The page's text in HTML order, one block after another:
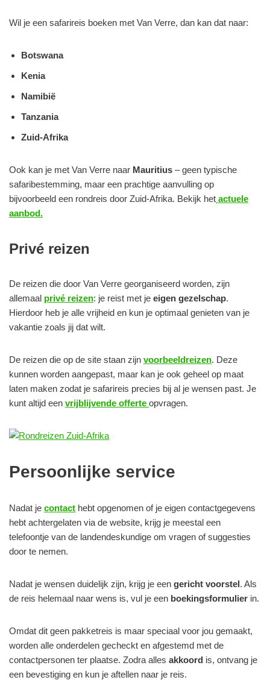
Wil je een safarireis boeken met Van Verre, dan kan dat naar:
Botswana
Kenia
Namibië
Tanzania
Zuid-Afrika
Ook kan je met Van Verre naar Mauritius – geen typische
safaribestemming, maar een prachtige aanvulling op
bijvoorbeeld een rondreis door Zuid-Afrika. Bekijk het actuele
aanbod.
Privé reizen
De reizen die door Van Verre georganiseerd worden, zijn
allemaal privé reizen: je reist met je eigen gezelschap.
Hierdoor heb je alle vrijheid en kun je optimaal genieten van je
vakantie zoals jij dat wilt.
De reizen die op de site staan zijn voorbeeldreizen. Deze
kunnen worden aangepast, maar kan je ook geheel op maat
laten maken zodat je safarireis precies bij al je wensen past. Je
kunt altijd een vrijblijvende offerte opvragen.
Persoonlijke service
Nadat je contact hebt opgenomen of je eigen contactgegevens
hebt achtergelaten via de website, krijg je meestal een
telefoontje van de landendeskundige om vragen of suggesties
door te nemen.
Nadat je wensen duidelijk zijn, krijg je een gericht voorstel. Als
de reis helemaal naar wens is, vul je een boekingsformulier in.
Omdat dit geen pakketreis is maar speciaal voor jou gemaakt,
worden alle onderdelen gecheckt en afgestemd met de
contactpersonen ter plaatse. Zodra alles akkoord is, ontvang je
een bevestiging en kun je aftellen naar je reis.